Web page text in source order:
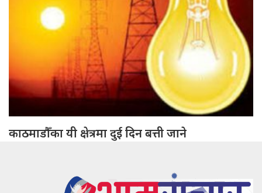
काठमाडौँका यी क्षेत्रमा दुई दिन बत्ती जाने